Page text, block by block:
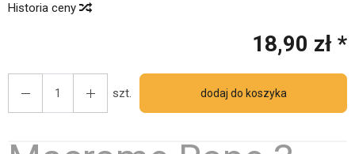
Historia ceny
18,90 zł *
szt. dodaj do koszyka